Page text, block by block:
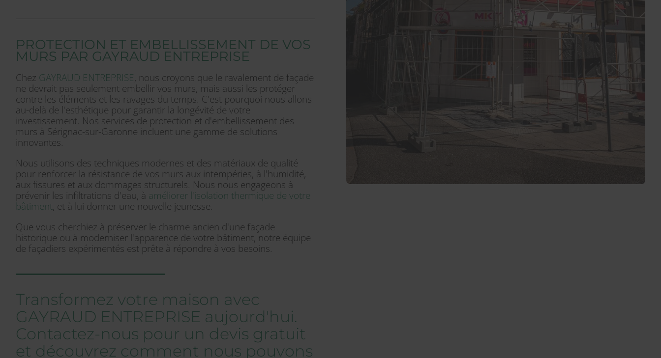
PROTECTION ET EMBELLISSEMENT DE VOS
MURS PAR GAYRAUD ENTREPRISE
Chez GAYRAUD ENTREPRISE, nous croyons que le ravalement de façade
ne devrait pas seulement embellir vos murs, mais aussi les protéger
contre les éléments et les ravages du temps. C'est pourquoi nous allons
au-delà de l'esthétique pour garantir la longévité de votre
investissement. Nos services de protection et d'embellissement des
murs à Sérignac-sur-Garonne incluent une gamme de solutions
innovantes.
Nous utilisons des techniques modernes et des matériaux de qualité
pour renforcer la résistance de vos murs aux intempéries, à l'humidité,
aux fissures et aux dommages structurels. Nous nous engageons à
prévenir les infiltrations d'eau, à améliorer l'isolation thermique de votre
bâtiment, et à lui donner une nouvelle jeunesse.
Que vous cherchiez à préserver le charme ancien d'une façade
historique ou à moderniser l'apparence de votre bâtiment, notre équipe
de façadiers expérimentés est prête à répondre à vos besoins.
Transformez votre maison avec
GAYRAUD ENTREPRISE aujourd'hui.
Contactez-nous pour un devis gratuit
et découvrez comment nous pouvons